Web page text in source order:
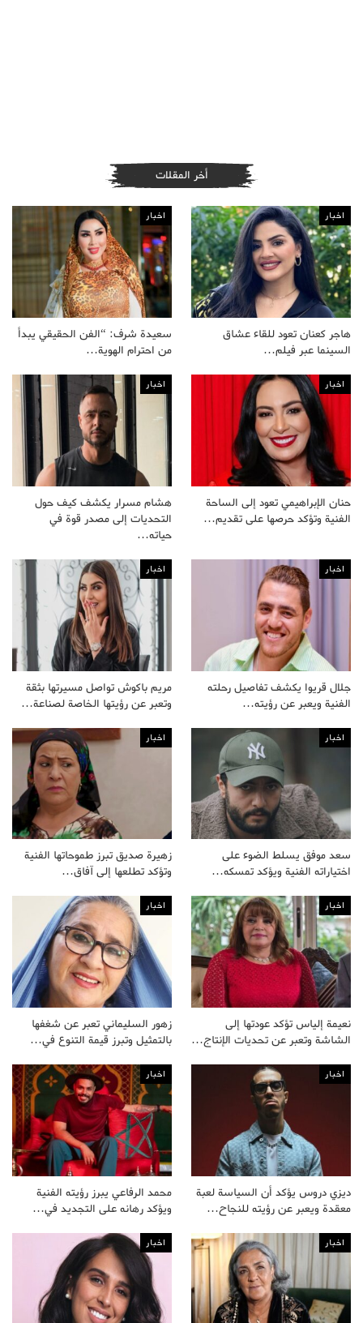
أخر المقلات
اخبار
هاجر كعنان تعود للقاء عشاق
السينما عبر فيلم…
اخبار
سعيدة شرف: “الفن الحقيقي يبدأ
من احترام الهوية…
اخبار
حنان الإبراهيمي تعود إلى الساحة
الفنية وتؤكد حرصها على تقديم…
اخبار
هشام مسرار يكشف كيف حول
التحديات إلى مصدر قوة في
حياته…
اخبار
جلال قريوا يكشف تفاصيل رحلته
الفنية ويعبر عن رؤيته…
اخبار
مريم باكوش تواصل مسيرتها بثقة
وتعبر عن رؤيتها الخاصة لصناعة…
اخبار
سعد موفق يسلط الضوء على
اختياراته الفنية ويؤكد تمسكه…
اخبار
زهيرة صديق تبرز طموحاتها الفنية
وتؤكد تطلعها إلى آفاق…
اخبار
نعيمة إلياس تؤكد عودتها إلى
الشاشة وتعبر عن تحديات الإنتاج…
اخبار
زهور السليماني تعبر عن شغفها
بالتمثيل وتبرز قيمة التنوع في…
اخبار
ديزي دروس يؤكد أن السياسة لعبة
معقدة ويعبر عن رؤيته للنجاح…
اخبار
محمد الرفاعي يبرز رؤيته الفنية
ويؤكد رهانه على التجديد في…
اخبار اخبار